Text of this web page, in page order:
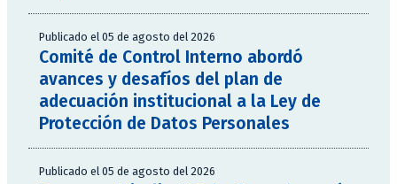
Publicado el 05 de agosto del 2026
Comité de Control Interno abordó
avances y desafíos del plan de
adecuación institucional a la Ley de
Protección de Datos Personales
Publicado el 05 de agosto del 2026